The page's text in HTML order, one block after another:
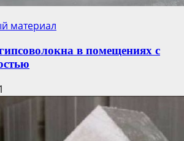
материал
в помещениях с